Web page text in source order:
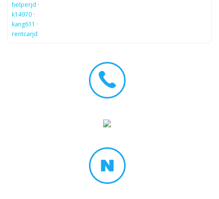
helperjd ·
k14970 ·
kang611 ·
rentcarjd